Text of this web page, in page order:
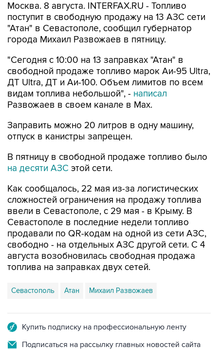
Москва. 8 августа. INTERFAX.RU - Топливо
поступит в свободную продажу на 13 АЗС сети
"Атан" в Севастополе, сообщил губернатор
города Михаил Развожаев в пятницу.
"Сегодня с 10:00 на 13 заправках "Атан" в
свободной продаже топливо марок Аи-95 Ultra,
ДТ Ultra, ДТ и Аи-100. Объем лимитов по всем
видам топлива небольшой", - написал
Развожаев в своем канале в Max.
Заправить можно 20 литров в одну машину,
отпуск в канистры запрещен.
В пятницу в свободной продаже топливо было
на десяти АЗС этой сети.
Как сообщалось, 22 мая из-за логистических
сложностей ограничения на продажу топлива
ввели в Севастополе, с 29 мая - в Крыму. В
Севастополе в последние недели топливо
продавали по QR-кодам на одной из сети АЗС,
свободно - на отдельных АЗС другой сети. С 4
августа возобновилась свободная продажа
топлива на заправках двух сетей.
Севастополь Атан Михаил Развожаев
Купить подписку на профессиональную ленту
Подписаться на рассылку главных новостей сайта